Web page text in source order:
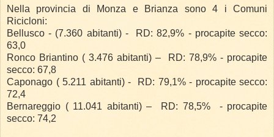
Nella provincia di Monza e Brianza sono 4 i Comuni
Ricicloni:
Bellusco - (7.360 abitanti) - RD: 82,9% - procapite secco:
63,0
Ronco Briantino ( 3.476 abitanti) – RD: 78,9% - procapite
secco: 67,8
Caponago ( 5.211 abitanti) - RD: 79,1% - procapite secco:
72,4
Bernareggio ( 11.041 abitanti) – RD: 78,5% - procapite
secco: 74,2